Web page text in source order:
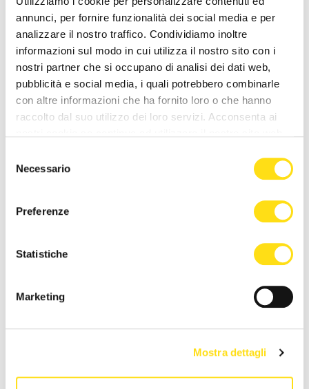
annunci, per fornire funzionalità dei social media e per
analizzare il nostro traffico. Condividiamo inoltre
informazioni sul modo in cui utilizza il nostro sito con i
nostri partner che si occupano di analisi dei dati web,
pubblicità e social media, i quali potrebbero combinarle
con altre informazioni che ha fornito loro o che hanno
raccolto dal suo utilizzo dei loro servizi. Acconsenta ai
delNecessario
Preferenze
Statistiche
Marketing
Mostra dettagli
“La Minaccia di Allah” di
Bandiere rosse a Santa
Dipiazza: “Memoria storica